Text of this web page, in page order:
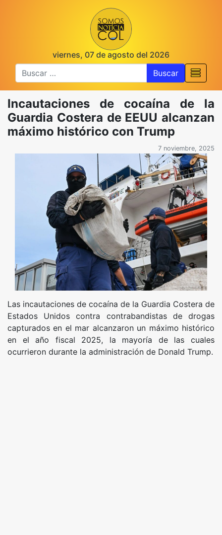
viernes, 07 de agosto del 2026
Buscar
Incautaciones de cocaína de la
Guardia Costera de EEUU alcanzan
máximo histórico con Trump
7 noviembre, 2025
Las incautaciones de cocaína de la Guardia Costera de
Estados Unidos contra contrabandistas de drogas
capturados en el mar alcanzaron un máximo histórico
en el año fiscal 2025, la mayoría de las cuales
ocurrieron durante la administración de Donald Trump.